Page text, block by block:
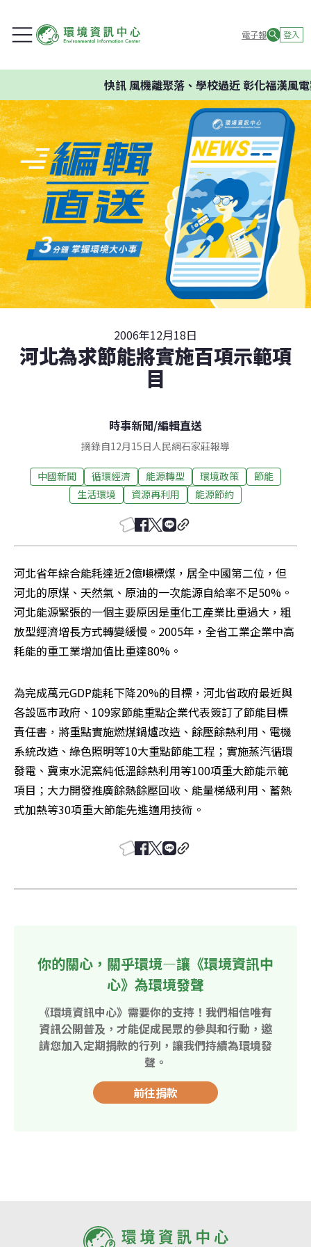
電子報 登入
快訊風機離聚落、學校過近 彰化福漢風電
2006年12月18日
河北為求節能將實施百項示範項
目
時事新聞/編輯直送
摘錄自12月15日人民網石家莊報導
中國新聞 循環經濟 能源轉型 環境政策
節能
生活環境
資源再利用 能源節約
河北省年綜合能耗達近2億噸標煤，居全中國第二位，但
河北的原煤、天然氣、原油的一次能源自給率不足50%。
河北能源緊張的一個主要原因是重化工產業比重過大，粗
放型經濟增長方式轉變緩慢。2005年，全省工業企業中高
耗能的重工業增加值比重達80%。
為完成萬元GDP能耗下降20%的目標，河北省政府最近與
各設區市政府、109家節能重點企業代表簽訂了節能目標
責任書，將重點實施燃煤鍋爐改造、餘壓餘熱利用、電機
系統改造、綠色照明等10大重點節能工程；實施蒸汽循環
發電、冀東水泥窯純低溫餘熱利用等100項重大節能示範
項目；大力開發推廣餘熱餘壓回收、能量梯級利用、蓄熱
式加熱等30項重大節能先進適用技術。
你的關心，關乎環境—讓《環境資訊中
心》為環境發聲
《環境資訊中心》需要你的支持！我們相信唯有
資訊公開普及，才能促成民眾的參與和行動，邀
請您加入定期捐款的行列，讓我們持續為環境發
聲。
前往捐款